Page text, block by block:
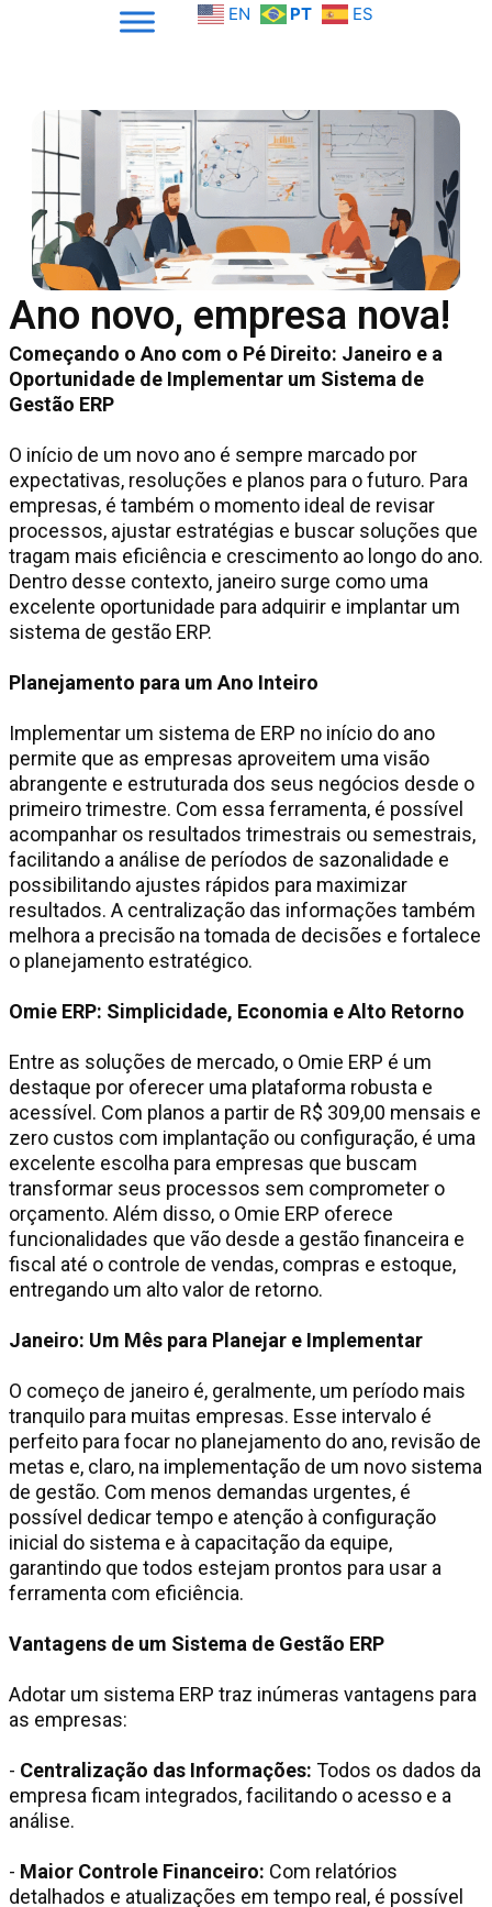
EN PT ES
Ano novo, empresa nova!
Começando o Ano com o Pé Direito: Janeiro e a
Oportunidade de Implementar um Sistema de
Gestão ERP
O início de um novo ano é sempre marcado por
expectativas, resoluções e planos para o futuro. Para
empresas, é também o momento ideal de revisar
processos, ajustar estratégias e buscar soluções que
tragam mais eficiência e crescimento ao longo do ano.
Dentro desse contexto, janeiro surge como uma
excelente oportunidade para adquirir e implantar um
sistema de gestão ERP.
Planejamento para um Ano Inteiro
Implementar um sistema de ERP no início do ano
permite que as empresas aproveitem uma visão
abrangente e estruturada dos seus negócios desde o
primeiro trimestre. Com essa ferramenta, é possível
acompanhar os resultados trimestrais ou semestrais,
facilitando a análise de períodos de sazonalidade e
possibilitando ajustes rápidos para maximizar
resultados. A centralização das informações também
melhora a precisão na tomada de decisões e fortalece
o planejamento estratégico.
Omie ERP: Simplicidade, Economia e Alto Retorno
Entre as soluções de mercado, o Omie ERP é um
destaque por oferecer uma plataforma robusta e
acessível. Com planos a partir de R$ 309,00 mensais e
zero custos com implantação ou configuração, é uma
excelente escolha para empresas que buscam
transformar seus processos sem comprometer o
orçamento. Além disso, o Omie ERP oferece
funcionalidades que vão desde a gestão financeira e
fiscal até o controle de vendas, compras e estoque,
entregando um alto valor de retorno.
Janeiro: Um Mês para Planejar e Implementar
O começo de janeiro é, geralmente, um período mais
tranquilo para muitas empresas. Esse intervalo é
perfeito para focar no planejamento do ano, revisão de
metas e, claro, na implementação de um novo sistema
de gestão. Com menos demandas urgentes, é
possível dedicar tempo e atenção à configuração
inicial do sistema e à capacitação da equipe,
garantindo que todos estejam prontos para usar a
ferramenta com eficiência.
Vantagens de um Sistema de Gestão ERP
Adotar um sistema ERP traz inúmeras vantagens para
as empresas:
- Centralização das Informações: Todos os dados da
empresa ficam integrados, facilitando o acesso e a
análise.
- Maior Controle Financeiro: Com relatórios
detalhados e atualizações em tempo real, é possível